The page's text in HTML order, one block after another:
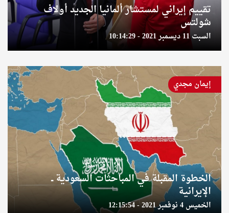
تقييم إيراني لمستشار ألمانيا الجديد أولاف
شولتس
السبت 11 ديسمبر 2021 - 10:14:29
الخطوة المقبلة في المباحثات السعودية ــ
الإيرانية
الخميس 4 نوفمبر 2021 - 12:15:54
إيمان مجدي